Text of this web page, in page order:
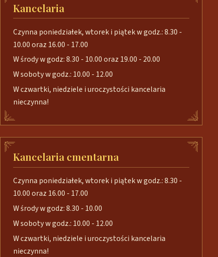
Kancelaria
Czynna poniedziałek, wtorek i piątek w godz.: 8.30 -
10.00 oraz 16.00 - 17.00
W środy w godz: 8.30 - 10.00 oraz 19.00 - 20.00
W soboty w godz.: 10.00 - 12.00
W czwartki, niedziele i uroczystości kancelaria
nieczynna!
Kancelaria cmentarna
Czynna poniedziałek, wtorek i piątek w godz.: 8.30 -
10.00 oraz 16.00 - 17.00
W środy w godz: 8.30 - 10.00
W soboty w godz.: 10.00 - 12.00
W czwartki, niedziele i uroczystości kancelaria
nieczynna!